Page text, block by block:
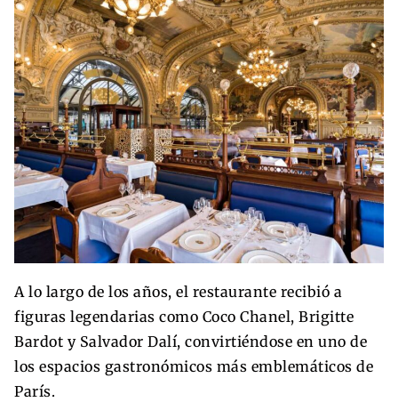
A lo largo de los años, el restaurante recibió a
figuras legendarias como Coco Chanel, Brigitte
Bardot y Salvador Dalí, convirtiéndose en uno de
los espacios gastronómicos más emblemáticos de
París.